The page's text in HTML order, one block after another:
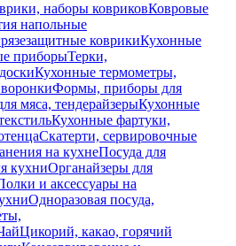
наборы ковриковКовровые
напольные
коврикиКухонные
приборыТерки,
Кухонные термометры,
Формы, приборы для
мяса, тендерайзерыКухонные
Кухонные фартуки,
Скатерти, сервировочные
на кухнеПосуда для
кухниОрганайзеры для
и аксессуары на
Одноразовая посуда,
Цикорий, какао, горячий